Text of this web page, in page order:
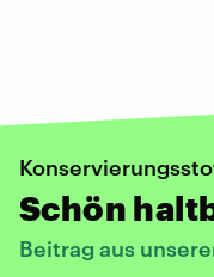
Schön
Beitrag aus